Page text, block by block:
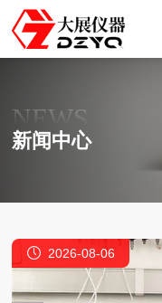
NEWS
新闻中心
2026-08-06